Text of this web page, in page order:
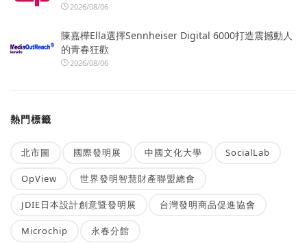
2026/08/06
陳嘉樺Ella選擇Sennheiser Digital 6000打造震撼動人
的青春狂歡
2026/08/06
熱門標籤
北市圖 國際發明展 中國文化大學 SocialLab
OpView 世界發明智慧財產聯盟總會
JDIE日本設計創意暨發明展 台灣發明商品促進協會
Microchip 永春分館